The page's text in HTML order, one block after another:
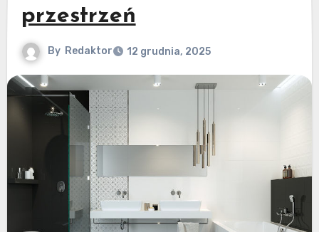
przestrzeń
By Redaktor 12 grudnia, 2025